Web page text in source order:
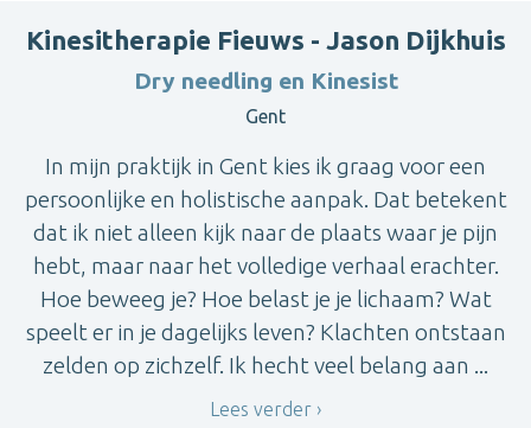
Kinesitherapie Fieuws - Jason Dijkhuis
Dry needling en Kinesist
Gent
In mijn praktijk in Gent kies ik graag voor een
persoonlijke en holistische aanpak. Dat betekent
dat ik niet alleen kijk naar de plaats waar je pijn
hebt, maar naar het volledige verhaal erachter.
Hoe beweeg je? Hoe belast je je lichaam? Wat
speelt er in je dagelijks leven? Klachten ontstaan
zelden op zichzelf. Ik hecht veel belang aan ...
Lees verder